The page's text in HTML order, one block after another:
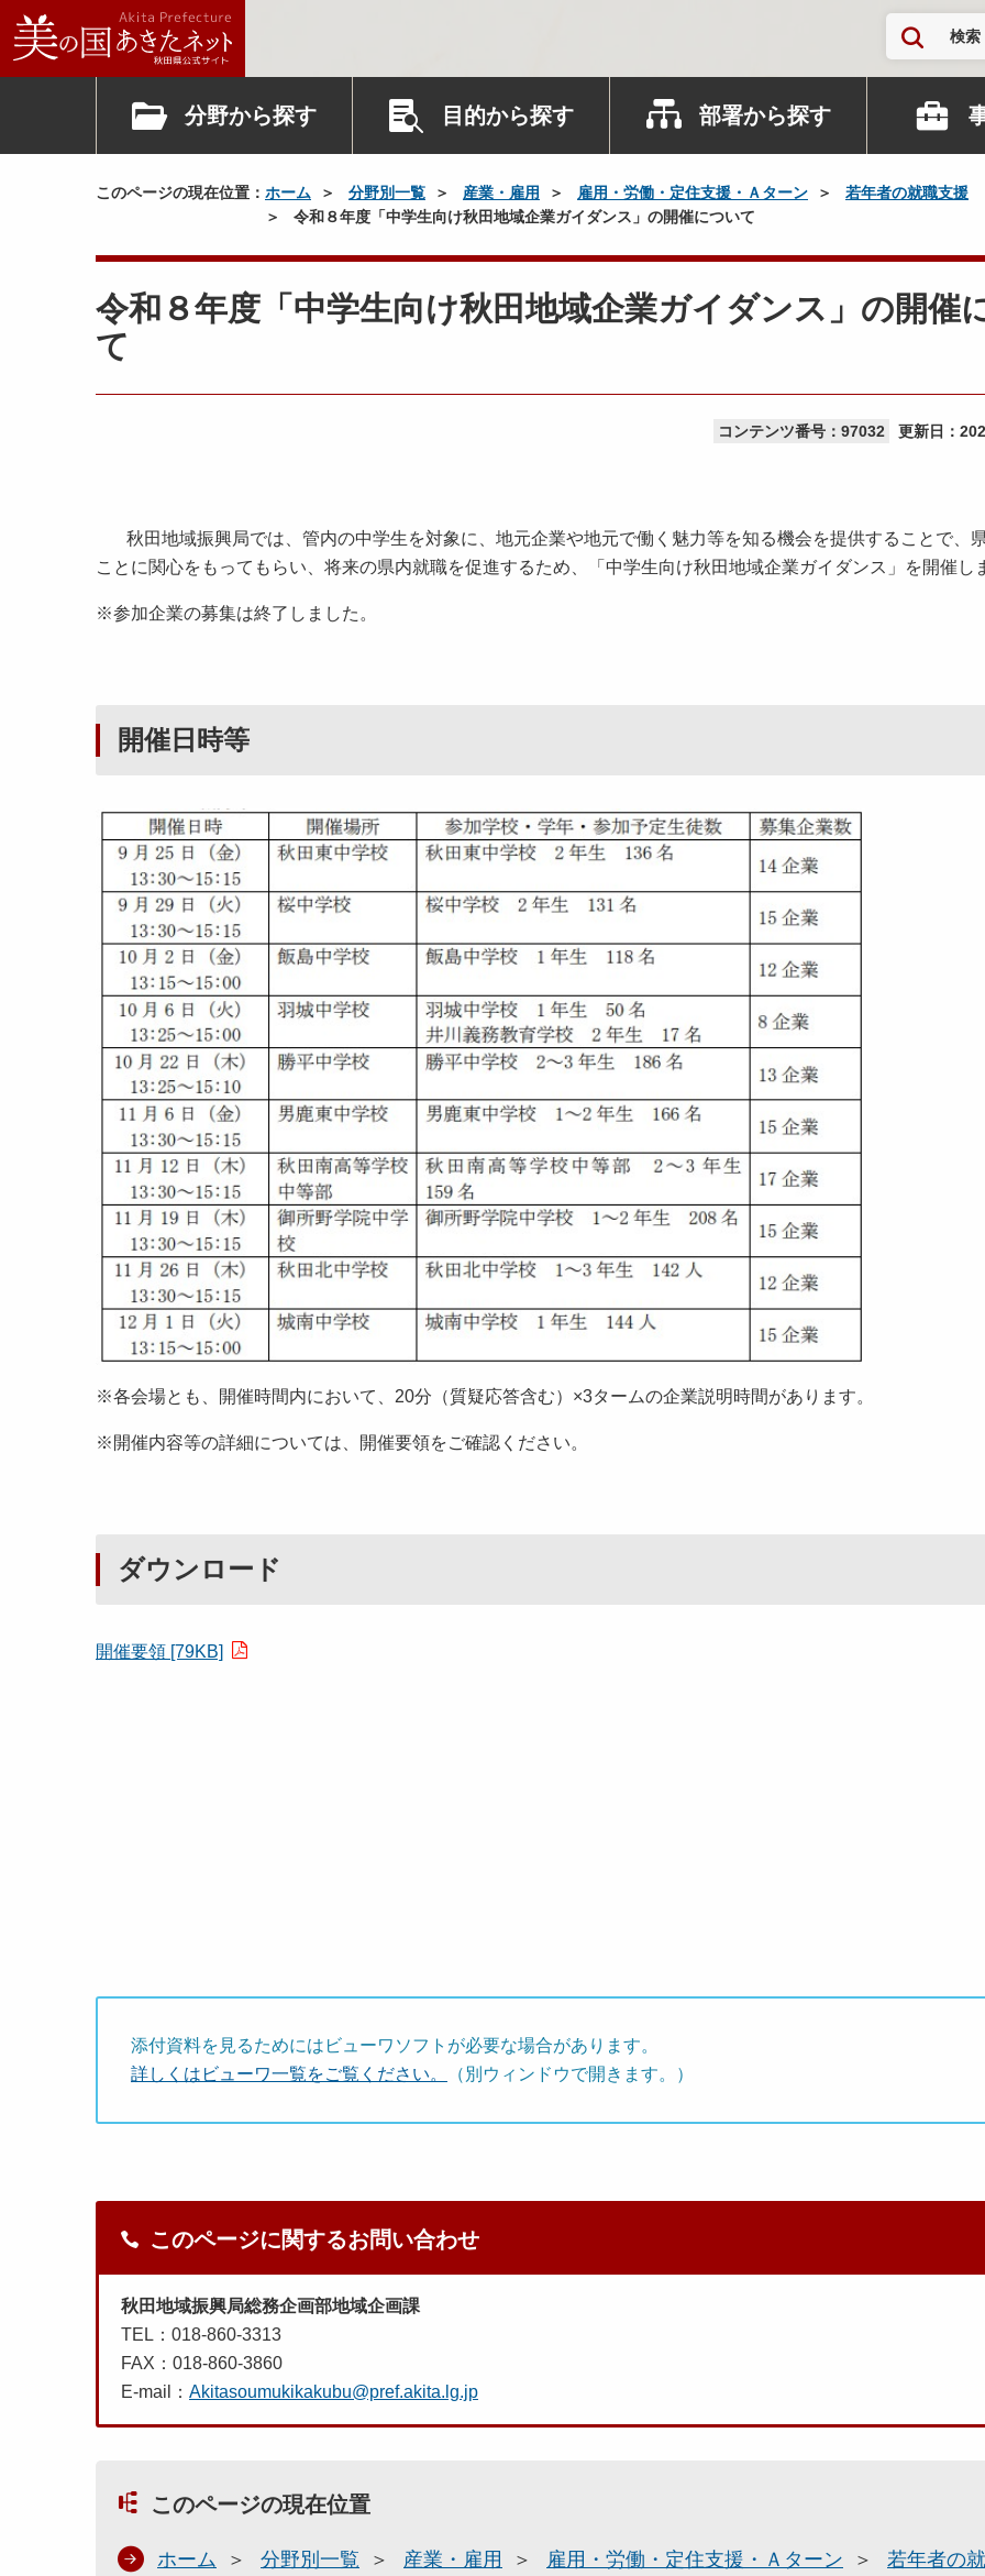
検索
分野から探す 目的から探す 部署から探す
このページの現在位置： ホーム 分野別一覧 産業・雇用 雇用・労働・定住支援・Ａターン
若年者の就職支援
令和８年度「中学生向け秋田地域企業ガイダンス」の開催について
令和８年度「中学生向け秋田地域企業ガイダンス」の開催
て
コンテンツ番号：97032 更新日：
秋田地域振興局では、管内の中学生を対象に、地元企業や地元で働く魅力等を知る機会を提供することで、
ことに関心をもってもらい、将来の県内就職を促進するため、「中学生向け秋田地域企業ガイダンス」を開催し
※参加企業の募集は終了しました。
開催日時等
※各会場とも、開催時間内において、20分（質疑応答含む）×3タームの企業説明時間があります。
※開催内容等の詳細については、開催要領をご確認ください。
ダウンロード
開催要領 [79KB]
添付資料を見るためにはビューワソフトが必要な場合があります。
詳しくはビューワ一覧をご覧ください。
（別ウィンドウで開きます。）
このページに関するお問い合わせ
秋田地域振興局総務企画部地域企画課
TEL：018-860-3313
FAX：018-860-3860
E-mail： Akitasoumukikakubu@pref.akita.lg.jp
このページの現在位置
ホーム 分野別一覧 産業・雇用 雇用・労働・定住支援・Ａターン 若年者の